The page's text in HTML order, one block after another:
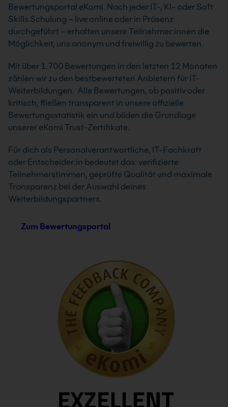
Bewertungsportal eKomi. Nach jeder IT-, KI- oder Soft
Skills Schulung – live online oder in Präsenz
durchgeführt – erhalten unsere Teilnehmer:innen die
Möglichkeit, uns anonym und freiwillig zu bewerten.
Mit über 1.700 Bewertungen in den letzten 12 Monaten
zählen wir zu den bestbewerteten Anbietern für IT-
Weiterbildungen. Alle Bewertungen, ob positiv oder
kritisch, fließen transparent in unsere offizielle
Bewertungsstatistik ein und bilden die Grundlage
unserer eKomi Trust-Zertifikate.
Für dich als Personalverantwortliche, IT-Fachkraft
oder Entscheider:in bedeutet das: verifizierte
Teilnehmerstimmen, geprüfte Qualität und maximale
Transparenz bei der Auswahl deines
Weiterbildungspartners.
Zum Bewertungsportal